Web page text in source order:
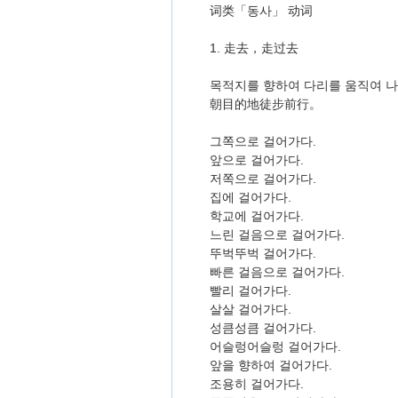
词类「동사」 动词
1. 走去，走过去
목적지를 향하여 다리를 움직여
朝目的地徒步前行。
그쪽으로 걸어가다.
앞으로 걸어가다.
저쪽으로 걸어가다.
집에 걸어가다.
학교에 걸어가다.
느린 걸음으로 걸어가다.
뚜벅뚜벅 걸어가다.
빠른 걸음으로 걸어가다.
빨리 걸어가다.
살살 걸어가다.
성큼성큼 걸어가다.
어슬렁어슬렁 걸어가다.
앞을 향하여 걸어가다.
조용히 걸어가다.